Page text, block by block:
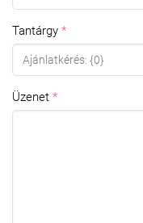
Tantárgy
Üzenet